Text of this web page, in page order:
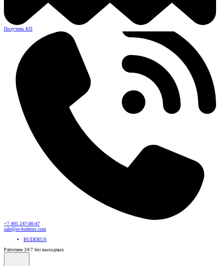
Получить КП
+7 495 247-00-47
sale@ru-buderus.com
BUDERUS
Работаем 24/7 без выходных